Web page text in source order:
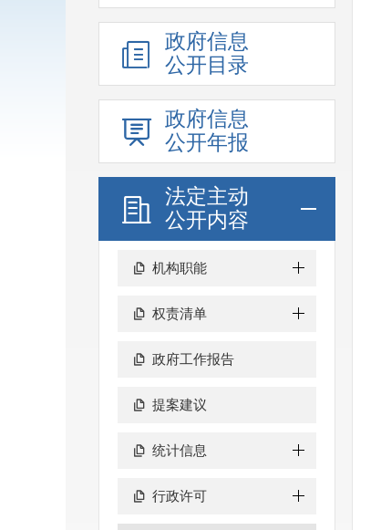
政府信息
公开目录
政府信息
公开年报
法定主动
公开内容
机构职能
权责清单
政府工作报告
提案建议
统计信息
行政许可